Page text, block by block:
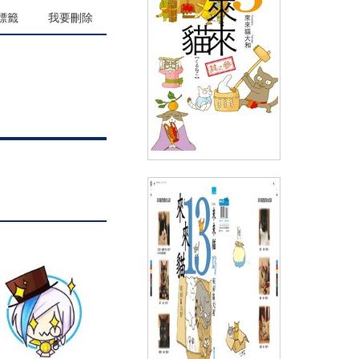
籤 我要刪除
來來貓(03)
NT$220 90折 NT$198 USD6.57)